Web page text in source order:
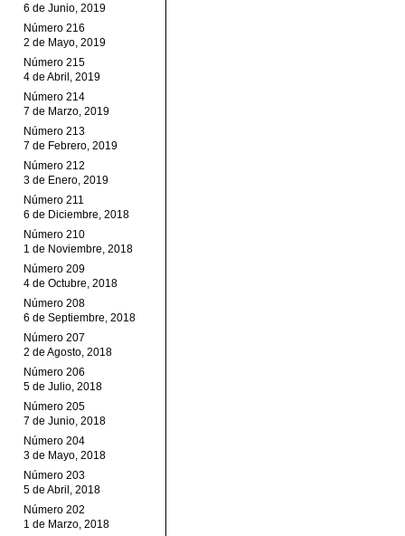
6 de Junio, 2019
Número 216
2 de Mayo, 2019
Número 215
4 de Abril, 2019
Número 214
7 de Marzo, 2019
Número 213
7 de Febrero, 2019
Número 212
3 de Enero, 2019
Número 211
6 de Diciembre, 2018
Número 210
1 de Noviembre, 2018
Número 209
4 de Octubre, 2018
Número 208
6 de Septiembre, 2018
Número 207
2 de Agosto, 2018
Número 206
5 de Julio, 2018
Número 205
7 de Junio, 2018
Número 204
3 de Mayo, 2018
Número 203
5 de Abril, 2018
Número 202
1 de Marzo, 2018